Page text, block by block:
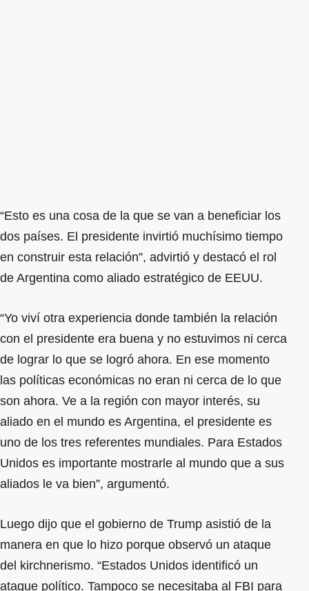
“Esto es una cosa de la que se van a beneficiar los
dos países. El presidente invirtió muchísimo tiempo
en construir esta relación”, advirtió y destacó el rol
de Argentina como aliado estratégico de EEUU.
“Yo viví otra experiencia donde también la relación
con el presidente era buena y no estuvimos ni cerca
de lograr lo que se logró ahora. En ese momento
las políticas económicas no eran ni cerca de lo que
son ahora. Ve a la región con mayor interés, su
aliado en el mundo es Argentina, el presidente es
uno de los tres referentes mundiales. Para Estados
Unidos es importante mostrarle al mundo que a sus
aliados le va bien”, argumentó.
Luego dijo que el gobierno de Trump asistió de la
manera en que lo hizo porque observó un ataque
del kirchnerismo. “Estados Unidos identificó un
ataque político. Tampoco se necesitaba al FBI para